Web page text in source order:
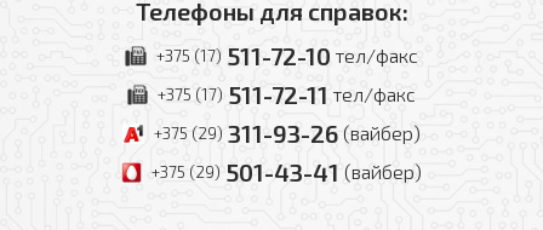
Телефоны для справок:
+375 (17) 511-72-10 тел/факс
+375 (17) 511-72-11 тел/факс
+375 (29) 311-93-26 (вайбер)
+375 (29) 501-43-41 (вайбер)